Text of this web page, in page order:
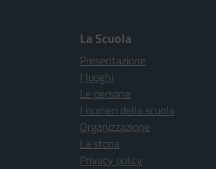
La Scuola
Presentazione
I luoghi
Le persone
I numeri della scuola
Organizzazione
La storia
Privacy policy